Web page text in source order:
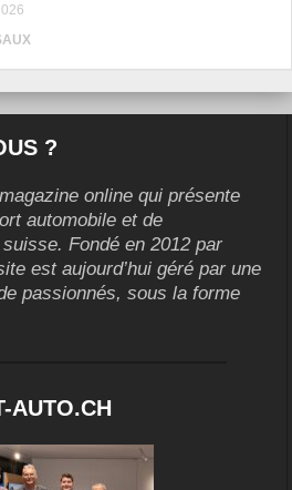
?
online qui présente
automobile et de
suisse. Fondé en 2012 par
est aujourd’hui géré par une
passionnés, sous la forme
AUTO.CH